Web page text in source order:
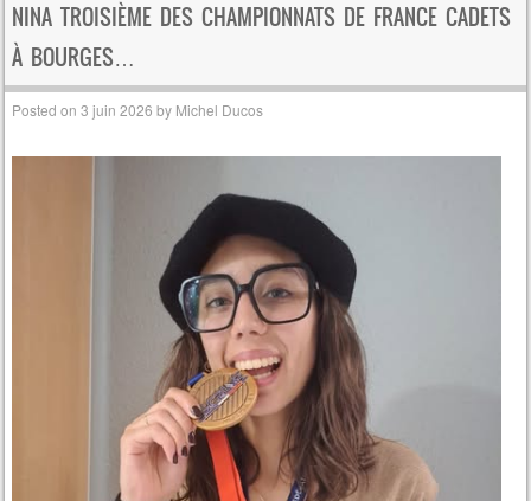
NINA TROISIÈME DES CHAMPIONNATS DE FRANCE CADETS
À BOURGES…
Posted on3 juin 2026 by Michel Ducos